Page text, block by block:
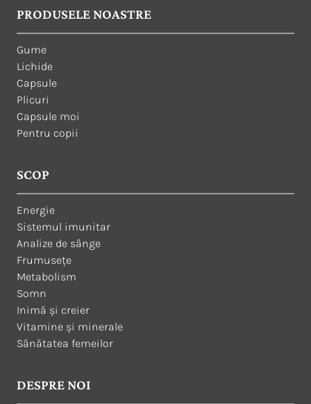
PRODUSELE NOASTRE
Gume
Lichide
Capsule
Plicuri
Capsule moi
Pentru copii
SCOP
Energie
Sistemul imunitar
Analize de sânge
Frumusețe
Metabolism
Somn
Inimă și creier
Vitamine și minerale
Sănătatea femeilor
DESPRE NOI